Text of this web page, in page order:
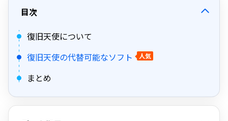
目次
復旧天使について
復旧天使の代替可能なソフト
人気
まとめ